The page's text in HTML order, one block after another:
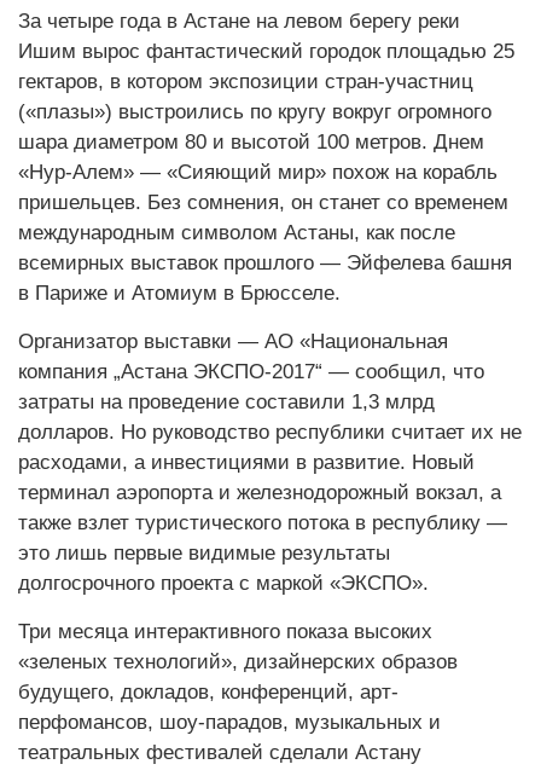
За четыре года в Астане на левом берегу реки
Ишим вырос фантастический городок площадью 25
гектаров, в котором экспозиции стран-участниц
(«плазы») выстроились по кругу вокруг огромного
шара диаметром 80 и высотой 100 метров. Днем
«Нур-Алем» — «Сияющий мир» похож на корабль
пришельцев. Без сомнения, он станет со временем
международным символом Астаны, как после
всемирных выставок прошлого — Эйфелева башня
в Париже и Атомиум в Брюсселе.
Организатор выставки — АО «Национальная
компания „Астана ЭКСПО-2017“ — сообщил, что
затраты на проведение составили 1,3 млрд
долларов. Но руководство республики считает их не
расходами, а инвестициями в развитие. Новый
терминал аэропорта и железнодорожный вокзал, а
также взлет туристического потока в республику —
это лишь первые видимые результаты
долгосрочного проекта с маркой «ЭКСПО».
Три месяца интерактивного показа высоких
«зеленых технологий», дизайнерских образов
будущего, докладов, конференций, арт-
перфомансов, шоу-парадов, музыкальных и
театральных фестивалей сделали Астану